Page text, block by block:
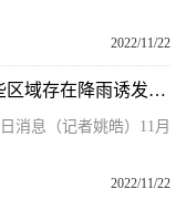
2022/11/22
焦点资讯：注意！未来24小时琼海这些区域存在降雨诱发灾害风险
消息（记者姚皓）11月
2022/11/22